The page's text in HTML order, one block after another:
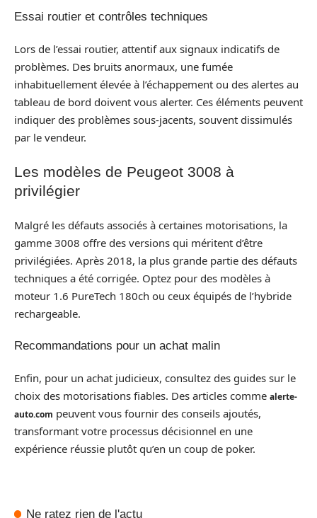
Essai routier et contrôles techniques
Lors de l’essai routier, attentif aux signaux indicatifs de
problèmes. Des bruits anormaux, une fumée
inhabituellement élevée à l’échappement ou des alertes au
tableau de bord doivent vous alerter. Ces éléments peuvent
indiquer des problèmes sous-jacents, souvent dissimulés
par le vendeur.
Les modèles de Peugeot 3008 à
privilégier
Malgré les défauts associés à certaines motorisations, la
gamme 3008 offre des versions qui méritent d’être
privilégiées. Après 2018, la plus grande partie des défauts
techniques a été corrigée. Optez pour des modèles à
moteur 1.6 PureTech 180ch ou ceux équipés de l’hybride
rechargeable.
Recommandations pour un achat malin
Enfin, pour un achat judicieux, consultez des guides sur le
choix des motorisations fiables. Des articles comme alerte-
auto.com peuvent vous fournir des conseils ajoutés,
transformant votre processus décisionnel en une
expérience réussie plutôt qu’en un coup de poker.
Ne ratez rien de l'actu